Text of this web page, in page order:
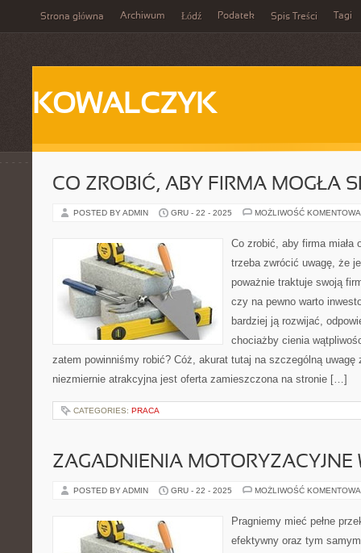
Strona główna Archiwum Łódź Podatek Spis Treści Tagi
KOWALCZYK
CO ZROBIĆ, ABY FIRMA MOGŁA
POSTED BY ADMIN GRU - 22 - 2025 MOŻLIWOŚĆ
Co zrobić, aby firma miała
trzeba zwrócić uwagę, że
poważnie traktuje swoją
czy na pewno warto
bardziej ją rozwijać,
chociażby cienia
zatem powinniśmy robić? Cóż, akurat tutaj na szczególną uwagę
niezmiernie atrakcyjna jest oferta zamieszczona na stronie […]
CATEGORIES: PRACA
ZAGADNIENIA MOTORYZACYJNE
POSTED BY ADMIN GRU - 22 - 2025 MOŻLIWOŚĆ
Pragniemy mieć pełne
efektywny oraz tym